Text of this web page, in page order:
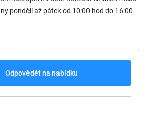
pondělí až pátek od 10:00 hod do 16:00
Odpovědět na nabídku